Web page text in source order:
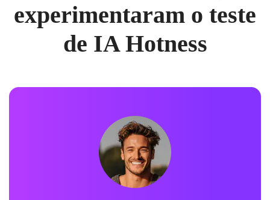
experimentaram o teste
de IA Hotness